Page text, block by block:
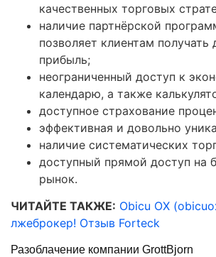
качественных торговых
наличие партнёрской
позволяет клиентам получать
прибыль;
неограниченный доступ к
календарю, а также
доступное страхование
эффективная и довольно
наличие систематических
доступный прямой доступ на
рынок.
ЧИТАЙТЕ ТАКЖЕ: Obicu OX
лжеброкер! Отзыв Forteck
Разоблачение компании GrottBjorn